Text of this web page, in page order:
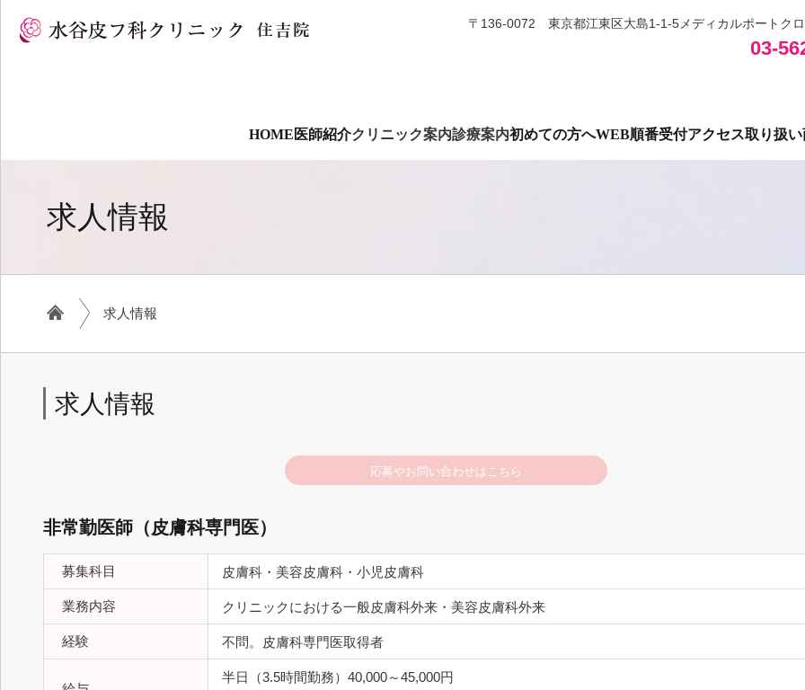
〒136‐0072 東京都江東区大島1‐1‐5メディカルポートク
03-
HOME 医師紹介クリニック案内診療案内初めての方へWEB順番受付アクセス取り扱
求人情報
求人情報
求人情報
応募やお問い合わせはこちら
非常勤医師（皮膚科専門医）
募集科目 皮膚科・美容皮膚科・小児皮膚科
業務内容 クリニックにおける一般皮膚科外来・美容皮膚科外来
経験 不問。皮膚科専門医取得者
半日（3.5時間勤務）40,000～45,000円